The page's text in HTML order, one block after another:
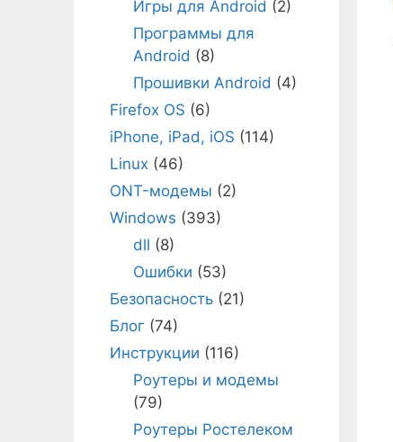
Игры для Android (2)
Программы для
Android (8)
Прошивки Android (4)
Firefox OS (6)
iPhone, iPad, iOS (114)
Linux (46)
ONT-модемы (2)
Windows (393)
dll (8)
Ошибки (53)
Безопасность (21)
Блог (74)
Инструкции (116)
Роутеры и модемы
(79)
Роутеры Ростелеком